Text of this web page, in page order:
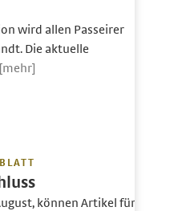
wird allen Passeirer
Die aktuelle
[mehr]
können Artikel für